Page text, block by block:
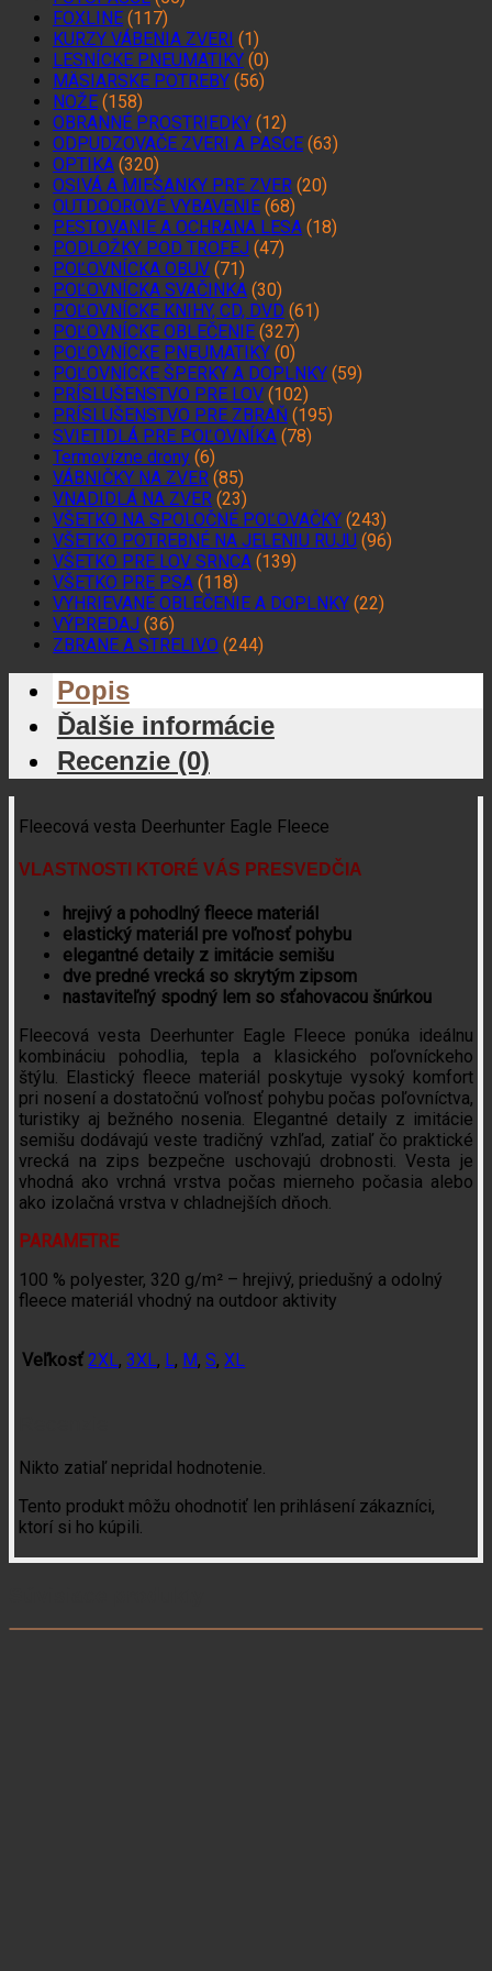
FOXLINE (117)
KURZY VÁBENIA ZVERI (1)
LESNÍCKE PNEUMATIKY (0)
MÄSIARSKE POTREBY (56)
NOŽE (158)
OBRANNÉ PROSTRIEDKY (12)
ODPUDZOVAČE ZVERI A PASCE (63)
OPTIKA (320)
OSIVÁ A MIEŠANKY PRE ZVER (20)
OUTDOOROVÉ VYBAVENIE (68)
PESTOVANIE A OCHRANA LESA (18)
PODLOŽKY POD TROFEJ (47)
POĽOVNÍCKA OBUV (71)
POĽOVNÍCKA SVAČINKA (30)
POĽOVNÍCKE KNIHY, CD, DVD (61)
POĽOVNÍCKE OBLEČENIE (327)
POĽOVNÍCKE PNEUMATIKY (0)
POĽOVNÍCKE ŠPERKY A DOPLNKY (59)
PRÍSLUŠENSTVO PRE LOV (102)
PRÍSLUŠENSTVO PRE ZBRAŇ (195)
SVIETIDLÁ PRE POĽOVNÍKA (78)
Termovízne drony (6)
VÁBNIČKY NA ZVER (85)
VNADIDLÁ NA ZVER (23)
VŠETKO NA SPOLOČNÉ POĽOVAČKY (243)
VŠETKO POTREBNÉ NA JELENIU RUJU (96)
VŠETKO PRE LOV SRNCA (139)
VŠETKO PRE PSA (118)
VYHRIEVANÉ OBLEČENIE A DOPLNKY (22)
VÝPREDAJ (36)
ZBRANE A STRELIVO (244)
Popis
Ďalšie informácie
Recenzie (0)
Fleecová vesta Deerhunter Eagle Fleece
VLASTNOSTI KTORÉ VÁS PRESVEDČIA
hrejivý a pohodlný fleece materiál
elastický materiál pre voľnosť pohybu
elegantné detaily z imitácie semišu
dve predné vrecká so skrytým zipsom
nastaviteľný spodný lem so sťahovacou šnúrkou
Fleecová vesta Deerhunter Eagle Fleece ponúka ideálnu
kombináciu pohodlia, tepla a klasického poľovníckeho
štýlu. Elastický fleece materiál poskytuje vysoký komfort
pri nosení a dostatočnú voľnosť pohybu počas poľovníctva,
turistiky aj bežného nosenia. Elegantné detaily z imitácie
semišu dodávajú veste tradičný vzhľad, zatiaľ čo praktické
vrecká na zips bezpečne uschovajú drobnosti. Vesta je
vhodná ako vrchná vrstva počas mierneho počasia alebo
ako izolačná vrstva v chladnejších dňoch.
PARAMETRE
100 % polyester, 320 g/m² – hrejivý, priedušný a odolný
fleece materiál vhodný na outdoor aktivity
Veľkosť 2XL,3XL, L, M,S,XL
Nikto zatiaľ nepridal hodnotenie.
Tento produkt môžu ohodnotiť len prihlásení zákazníci,
ktorí si ho kúpili.